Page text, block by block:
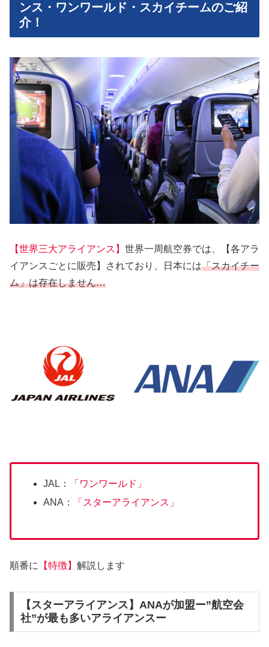
ンス・ワンワールド・スカイチームのご紹
介！
【世界三大アライアンス】 世界一周航空券では、【各アラ
イアンスごとに販売】されており、日本には「スカイチー
ム」は存在しません…
JAL：
「ワンワールド」
ANA：
「スターアライアンス」
順番に 【特徴】 解説します
【スターアライアンス】ANAが加盟ー”航空会
社”が最も多いアライアンスー